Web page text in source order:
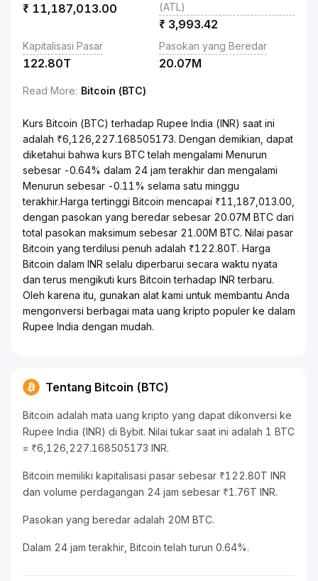
₹ 11,187,013.00
(ATL)
₹ 3,993.42
Kapitalisasi Pasar
122.80T
Pasokan yang Beredar
20.07M
Read More: Bitcoin (BTC)
Kurs Bitcoin (BTC) terhadap Rupee India (INR) saat ini
adalah ₹6,126,227.168505173. Dengan demikian, dapat
diketahui bahwa kurs BTC telah mengalami Menurun
sebesar -0.64% dalam 24 jam terakhir dan mengalami
Menurun sebesar -0.11% selama satu minggu
terakhir.Harga tertinggi Bitcoin mencapai ₹11,187,013.00,
dengan pasokan yang beredar sebesar 20.07M BTC dari
total pasokan maksimum sebesar 21.00M BTC. Nilai pasar
Bitcoin yang terdilusi penuh adalah ₹122.80T. Harga
Bitcoin dalam INR selalu diperbarui secara waktu nyata
dan terus mengikuti kurs Bitcoin terhadap INR terbaru.
Oleh karena itu, gunakan alat kami untuk membantu Anda
mengonversi berbagai mata uang kripto populer ke dalam
Rupee India dengan mudah.
Tentang Bitcoin (BTC)
Bitcoin adalah mata uang kripto yang dapat dikonversi ke
Rupee India (INR) di Bybit. Nilai tukar saat ini adalah 1 BTC
= ₹6,126,227.168505173 INR.
Bitcoin memiliki kapitalisasi pasar sebesar ₹122.80T INR
dan volume perdagangan 24 jam sebesar ₹1.76T INR.
Pasokan yang beredar adalah 20M BTC.
Dalam 24 jam terakhir, Bitcoin telah turun 0.64%.